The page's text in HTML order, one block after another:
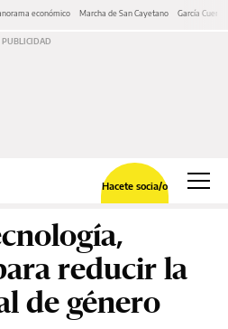
económico Marcha de San Cayetano García Cuerva
Hacete socia/o
reducir la
de género